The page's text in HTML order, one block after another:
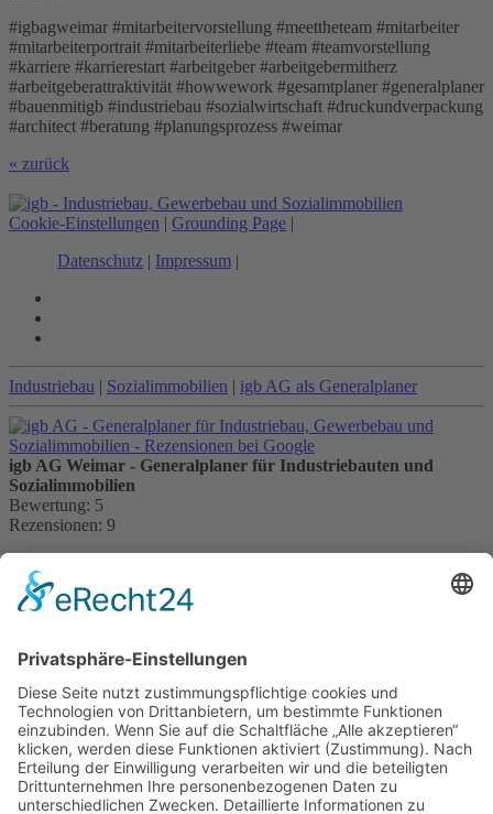
#igbagweimar #mitarbeitervorstellung #meettheteam #mitarbeiter
#mitarbeiterportrait #mitarbeiterliebe #team #teamvorstellung
#karriere #karrierestart #arbeitgeber #arbeitgebermitherz
#arbeitgeberattraktivität #howwework #gesamtplaner #generalplaner
#bauenmitigb #industriebau #sozialwirtschaft #druckundverpackung
#architect #beratung #planungsprozess #weimar
« zurück
Cookie-Einstellungen | Grounding Page |
Datenschutz | Impressum |
Industriebau | Sozialimmobilien | igb AG als Generalplaner
igb AG Weimar - Generalplaner für Industriebauten und
Sozialimmobilien
Bewertung: 5
Rezensionen: 9
Kontakt:
igb AG
Telefon:+49 (0) 3643 7710-30
info@igb.ag
Gemäß der Beratungsrichtlinie des Freistaates Thüringen erhält
unser Unternehmen eine Förderung für Beratungen und
Prozessbegleitungen, die Strategien zum Aufbau bzw. für eine